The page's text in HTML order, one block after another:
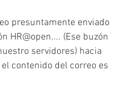
presuntamente enviado
HR@open.... (Ese buzón
servidores) hacia
contenido del correo es